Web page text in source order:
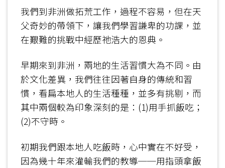
我們到非洲做拓荒工作，過程不容易，但在天
父奇妙的帶領下，讓我們學習謙卑的功課，並
在艱難的挑戰中經歷祂浩大的恩典。
早期來到非洲，兩地的生活習慣大為不同。由
於文化差異，我們往往因著自身的傳統和習
慣，看扁本地人的生活種種，並多有挑剔，而
其中兩個較為印象深刻的是：(1)用手抓飯吃；
(2)不守時。
初期我們跟本地人吃飯時，心中實在不好受，
因為幾十年來灌輸我們的教導──用指頭拿飯